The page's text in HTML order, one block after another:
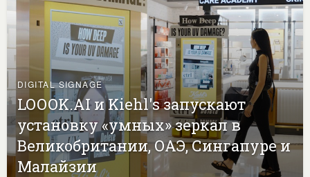
DIGITAL SIGNAGE
LOOOK.AI и Kiehl's запускают
установку «умных» зеркал в
Великобритании, ОАЭ, Сингапуре и
Малайзии